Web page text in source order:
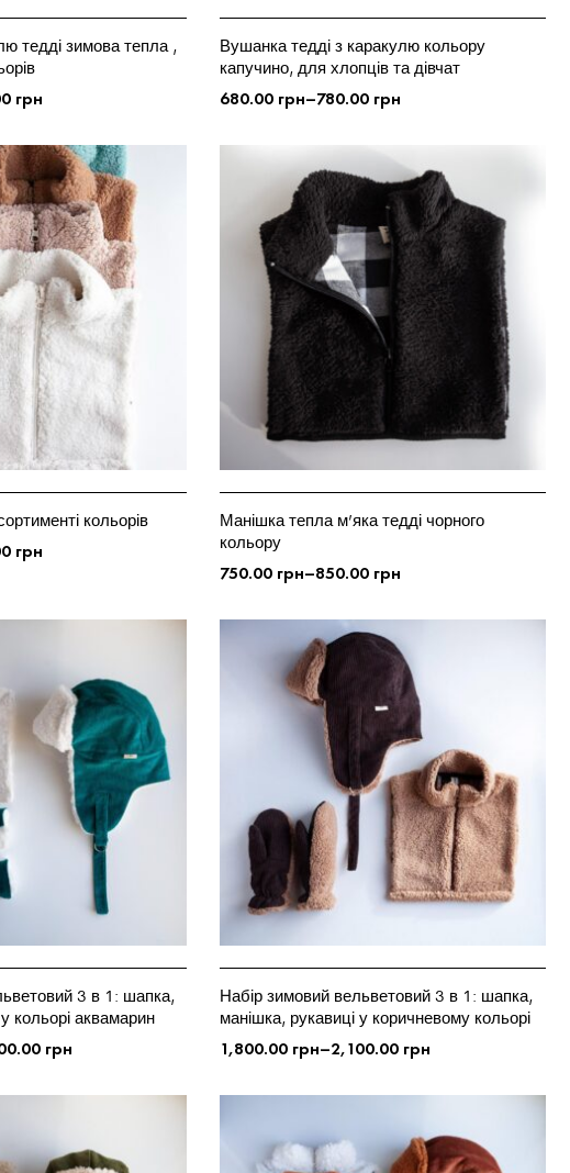
тедді зимова тепла ,
грн
Вушанка тедді з каракулю кольору
капучино, для хлопців та дівчат
680.00 грн–780.00 грн
кольорів
грн
Манішка тепла м’яка тедді чорного
кольору
750.00 грн–850.00 грн
3 в 1: шапка,
кольорі аквамарин
грн
Набір зимовий вельветовий 3 в 1: шапка,
манішка, рукавиці у коричневому кольорі
1,800.00 грн–2,100.00 грн